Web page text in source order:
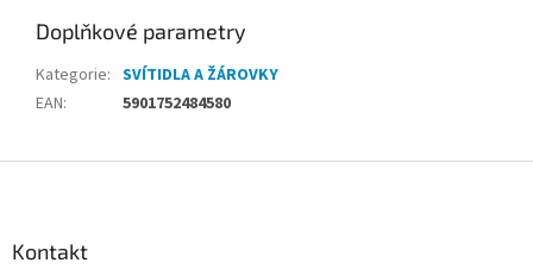
Doplňkové parametry
Kategorie: SVÍTIDLA A ŽÁROVKY
EAN: 5901752484580
Kontakt